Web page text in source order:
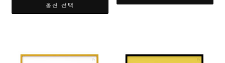
옵션 선택